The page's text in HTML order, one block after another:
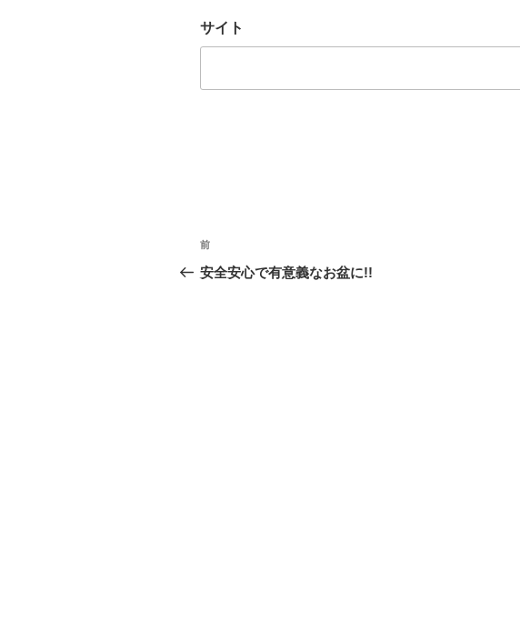
サイト
投
稿
前
の
前
安全安心で有意義なお盆に!!